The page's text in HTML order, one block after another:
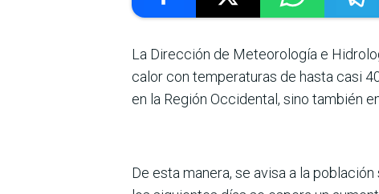
La Dirección de Meteorología e
calor con temperaturas de hasta casi
en la Región Occidental, sino también
De esta manera, se avisa a la